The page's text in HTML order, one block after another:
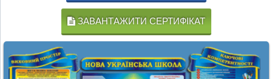
ЗАВАНТАЖИТИ СЕРТИФІКАТ